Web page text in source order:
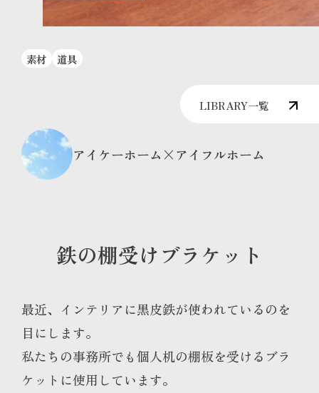
素材 道具
LIBRARY一覧
アイケーホーム×アイフルホーム
鉄の棚受けブラケット
最近、インテリアに黒皮鉄が使われているのを
目にします。
私たちの事務所でも個人机の棚板を受けるブラ
ケットに使用しています。